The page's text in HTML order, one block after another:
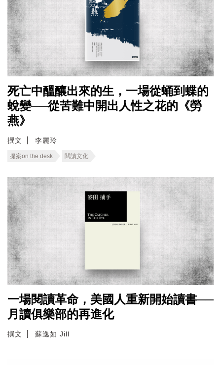
死亡中醞釀出來的生，一場從蛹到蝶的
蛻變──從苦難中開出人性之花的《勞
燕》
撰文 李麗玲
提案on the desk 閱讀文化
一場閱讀革命，美國人重新開始讀書──
月讀俱樂部的再進化
撰文 蘇逸如 Jill